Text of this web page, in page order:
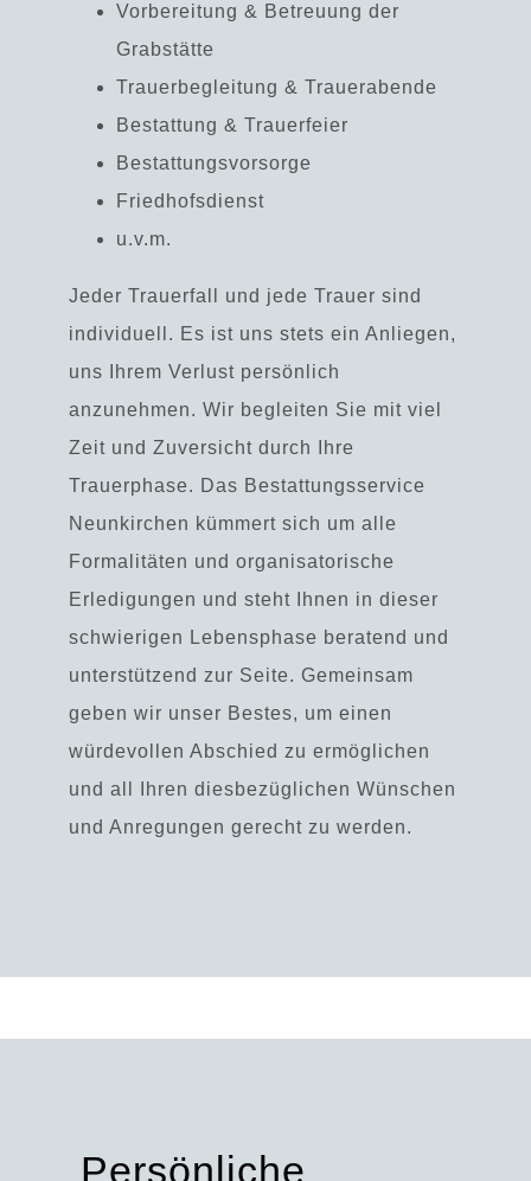
Vorbereitung & Betreuung der
Grabstätte
Trauerbegleitung & Trauerabende
Bestattung & Trauerfeier
Bestattungsvorsorge
Friedhofsdienst
u.v.m.
Jeder Trauerfall und jede Trauer sind
individuell. Es ist uns stets ein Anliegen,
uns Ihrem Verlust persönlich
anzunehmen. Wir begleiten Sie mit viel
Zeit und Zuversicht durch Ihre
Trauerphase. Das Bestattungsservice
Neunkirchen kümmert sich um alle
Formalitäten und organisatorische
Erledigungen und steht Ihnen in dieser
schwierigen Lebensphase beratend und
unterstützend zur Seite. Gemeinsam
geben wir unser Bestes, um einen
würdevollen Abschied zu ermöglichen
und all Ihren diesbezüglichen Wünschen
und Anregungen gerecht zu werden.
Persönliche